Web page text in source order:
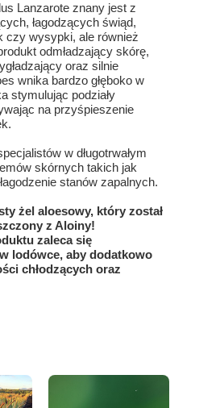
Lanzarote znany jest z
łagodzących świąd,
czy wysypki, ale również
odmładzający skórę,
oraz silnie
wnika bardzo głęboko w
stymulując podziały
na przyśpieszenie
w długotrwałym
skórnych takich jak
stanów zapalnych.
żel aloesowy, który został
z Aloiny!
zaleca się
lodówce, aby dodatkowo
chłodzących oraz